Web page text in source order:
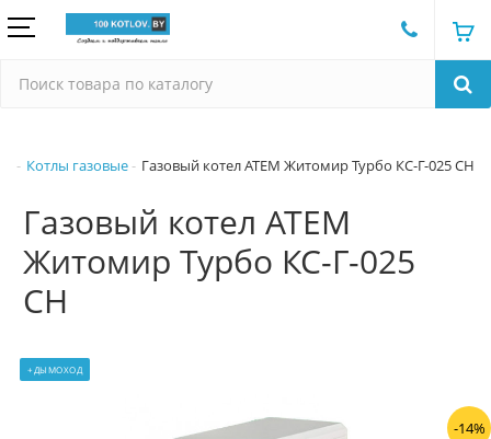
Котлы газовые Газовый котел АТЕМ Житомир Турбо КС-Г-025 СН
Газовый котел АТЕМ
Житомир Турбо КС-Г-025
СН
-14%
+ДЫМОХОД